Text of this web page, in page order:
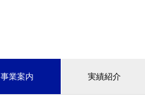
事業案内 実績紹介